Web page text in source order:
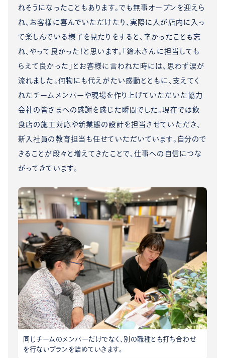
れそうになったこともあります。でも無事オープンを迎えら
れ、お客様に喜んでいただけたり、実際に人が店内に入っ
て楽しんでいる様子を見たりをすると、辛かったことも忘
れ、やって良かった！と思います。「鈴木さんに担当しても
らえて良かった」とお客様に言われた時には、思わず涙が
流れました。何物にも代えがたい感動とともに、支えてく
れたチームメンバーや現場を作り上げていただいた協力
会社の皆さまへの感謝を感じた瞬間でした。現在では飲
食店の施工対応や新業態の設計を担当させていただき、
新入社員の教育担当も任せていただいています。自分ので
きることが段々と増えてきたことで、仕事への自信につな
がってきています。
同じチームのメンバーだけでなく、別の職種とも打ち合わせ
を行ないプランを詰めていきます。